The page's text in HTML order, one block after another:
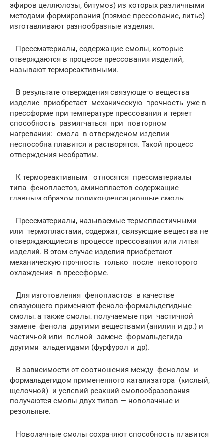
эфиров целлюлозы, битумов) из которых различными
методами формирования (прямое прессование, литье)
изготавливают разнообразные изделия.
Прессматериалы, содержащие смолы, которые
отверждаются в процессе прессования изделий,
называют термореактивными.
В результате отверждения связующего вещества
изделие приобретает механическую прочность уже в
прессформе при температуре прессования и теряет
способность размягчаться при повторном
нагревании: смола в отвержденом изделии
неспособна плавится и растворятся. Такой процесс
отверждения необратим.
К термореактивным относятся прессматериалы
типа фенопластов, аминопластов содержащие
главным образом поликонденсационные смолы.
Прессматериалы, называемые термопластичными
или термопластами, содержат, связующие вещества не
отверждающиеся в процессе прессования или литья
изделий. В этом случае изделия приобретают
механическую прочность только после некоторого
охлаждения в прессформе.
Для изготовления фенопластов в качестве
связующего применяют феноло-формальдегидные
смолы, а также смолы, получаемые при частичной
замене фенола другими веществами (анилин и др.) и
частичной или полной замене формальдегида
другими альдегидами (фурфурол и др).
В зависимости от соотношения между фенолом и
формальдегидом примененного катализатора (кислый,
щелочной) и условий реакций смолообразования
получаются смолы двух типов — новолачные и
резольные.
Новолачные смолы сохраняют способность плавится